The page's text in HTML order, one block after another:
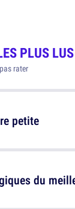
PLUS LUS
rater
petite
du